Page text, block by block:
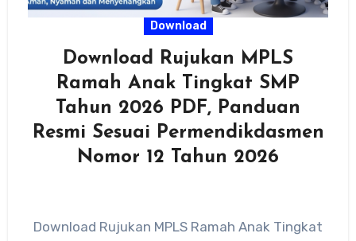
Download
Download Rujukan MPLS
Ramah Anak Tingkat SMP
Tahun 2026 PDF, Panduan
Resmi Sesuai Permendikdasmen
Nomor 12 Tahun 2026
Download Rujukan MPLS Ramah Anak Tingkat